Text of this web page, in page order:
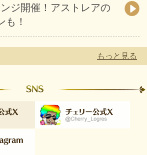
ジ開催！アストレアの
も！
もっと見る